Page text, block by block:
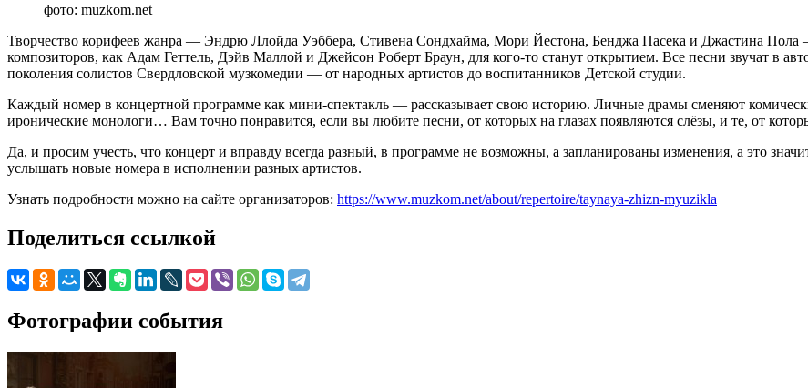
фото: muzkom.net
Творчество корифеев жанра — Эндрю Ллойда Уэббера, Стивена Сондхайма, Мори Йестона, Бенджа Пасека и Джастина Пола
композиторов, как Адам Геттель, Дэйв Маллой и Джейсон Роберт Браун, для кого-то станут открытием. Все песни звучат в
поколения солистов Свердловской музкомедии — от народных артистов до воспитанников Детской студии.
Каждый номер в концертной программе как мини-спектакль — рассказывает свою историю. Личные драмы сменяют
иронические монологи… Вам точно понравится, если вы любите песни, от которых на глазах появляются слёзы, и те, от
Да, и просим учесть, что концерт и вправду всегда разный, в программе не возможны, а запланированы изменения, а это
услышать новые номера в исполнении разных артистов.
Узнать подробности можно на сайте организаторов: https://www.muzkom.net/about/repertoire/taynaya-zhizn-myuzikla
Поделиться ссылкой
Фотографии события